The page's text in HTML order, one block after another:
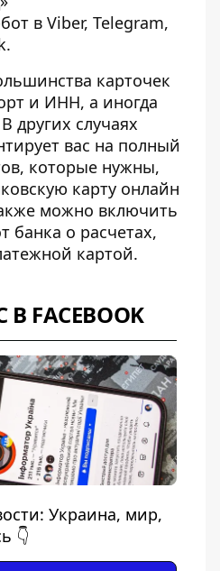
в Viber, Telegram,
карточек
и ИНН, а иногда
других случаях
вас на полный
которые нужны,
карту онлайн
можно включить
банка о расчетах,
картой.
FACEBOOK
Украина, мир,
👇